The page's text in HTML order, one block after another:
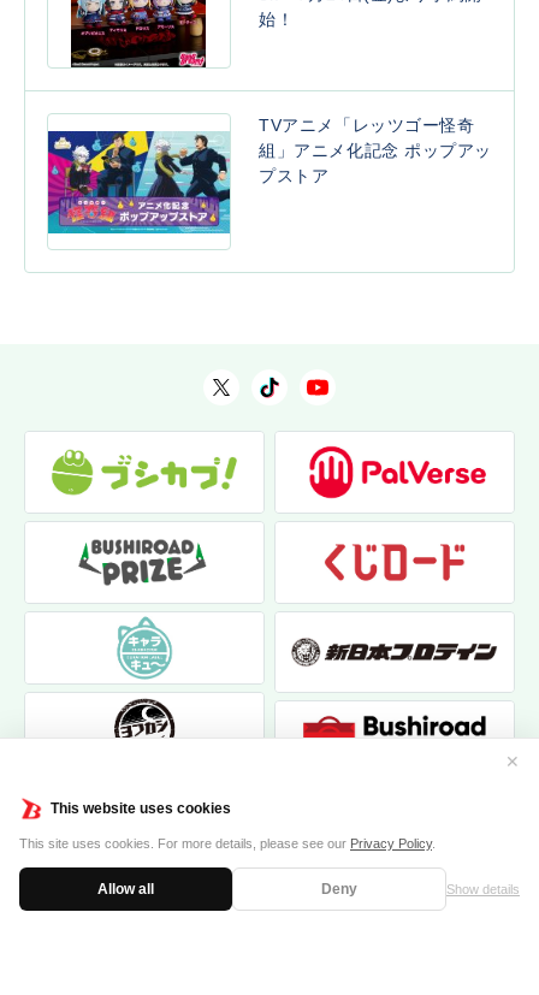
This website uses cookies
This site uses cookies. For more details, please see our Privacy Policy.
Allow all Deny Show details
✕
始！
TVアニメ「レッツゴー怪奇
組」アニメ化記念 ポップアッ
プストア